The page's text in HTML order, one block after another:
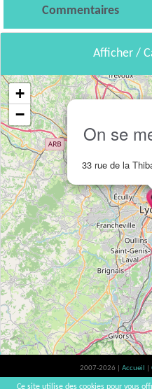
Commentaires
Afficher /
On se
33 rue de la
+
−
2007-2026 | Accueil
L'abus d'alcool est dangereux pour
Ce site utilise des cookies pour vous